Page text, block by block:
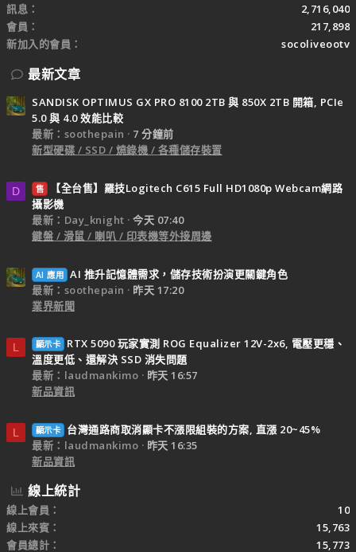
訊息
2,716,040
會員
217,898
新加入的會員
socoliveootv
最新文章
SANDISK OPTIMUS GX PRO 8100 2TB 與 850X 2TB 開箱, PCIe
5.0 與 4.0 效能比較
最新：soothepain
7 分鐘前
新型硬碟 / SSD / 燒錄機 / 各種儲存裝置
D 售
【全台售】羅技Logitech C615 Full HD1080p Webcam網路
攝影機
最新：Day_knight
今天 07:40
鍵盤 / 滑鼠 / 喇叭 / 印表機等外接周邊
AI 應用 AI 推升記憶體需求，儲存技術扮演更關鍵角色
最新：soothepain
昨天 17:20
業界新聞
L 顯示卡
RTX 5090 玩家實測 ROG Equalizer 12V-2x6, 電壓更穩、
溫度更低、還解決 SSD 消失問題
最新：laudmankimo
昨天 16:57
新品資訊
L 顯示卡
台灣通路商取消顯卡不漲限組裝的方案, 直漲 20~45%
最新：laudmankimo
昨天 16:35
新品資訊
線上統計
線上會員
10
線上來賓
15,763
會員總計
15,773